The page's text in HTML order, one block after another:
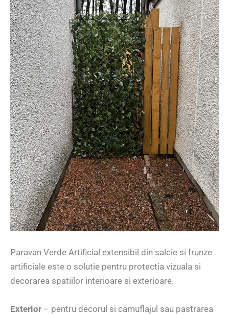
Paravan Verde Artificial extensibil din salcie si frunze
artificiale este o solutie pentru protectia vizuala si
decorarea spatiilor interioare si exterioare.
Exterior – pentru decorul si camuflajul sau pastrarea